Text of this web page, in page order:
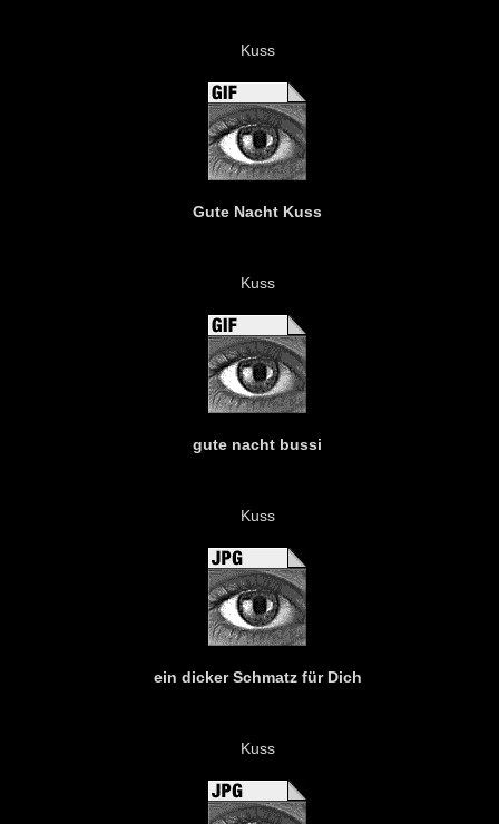
Kuss
Gute Nacht Kuss
Kuss
gute nacht bussi
Kuss
ein dicker Schmatz für Dich
Kuss